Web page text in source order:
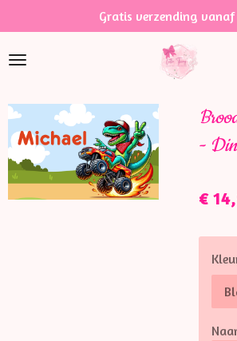
direct
naar
Gratis verzending vanaf
-
€